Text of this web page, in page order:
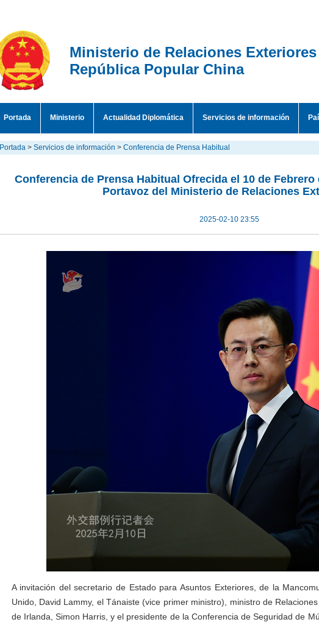
Ministerio de Relaciones Exteriores
República Popular China
Portada Ministerio Actualidad Diplomática Servicios de información
Portada > Servicios de información > Conferencia de Prensa Habitual
Conferencia de Prensa Habitual Ofrecida el 10 de
Portavoz del Ministerio de Relaciones
2025-02-10 23:55
A invitación del secretario de Estado para Asuntos Exteriores, de la
Unido, David Lammy, el Tánaiste (vice primer ministro), ministro de
de Irlanda, Simon Harris, y el presidente de la Conferencia de Seguridad de